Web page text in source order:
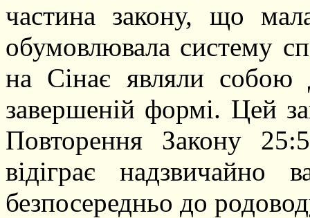
частина закону, що
обумовлювала систему
на Сінає являли собою
завершеній формі. Цей
Повторення Закону
відіграє надзвичайно
безпосередньо до